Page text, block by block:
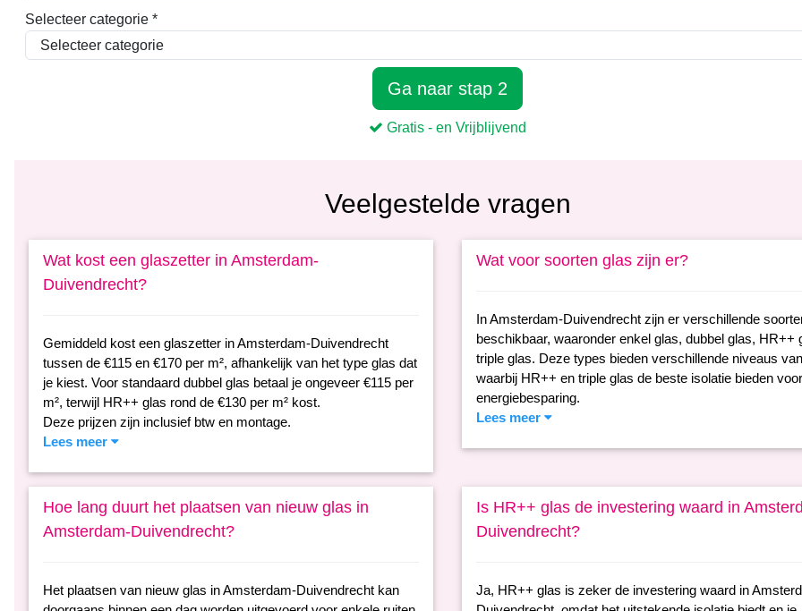
Veelgestelde vragen
Wat kost een glaszetter in Amsterdam-
Duivendrecht?
Gemiddeld kost een glaszetter in Amsterdam-Duivendrecht
tussen de €115 en €170 per m², afhankelijk van het type glas dat
je kiest. Voor standaard dubbel glas betaal je ongeveer €115 per
m², terwijl HR++ glas rond de €130 per m² kost.
Deze prijzen zijn inclusief btw en montage.
Lees meer
Wat voor soorten glas zijn er?
In Amsterdam-Duivendrecht zijn er verschillende
beschikbaar, waaronder enkel glas, dubbel glas, HR++
triple glas. Deze types bieden verschillende niveaus
waarbij HR++ en triple glas de beste isolatie bieden voor
energiebesparing.
Lees meer
Hoe lang duurt het plaatsen van nieuw glas in
Amsterdam-Duivendrecht?
Het plaatsen van nieuw glas in Amsterdam-Duivendrecht kan
Is HR++ glas de investering waard in
Duivendrecht?
Ja, HR++ glas is zeker de investering waard in